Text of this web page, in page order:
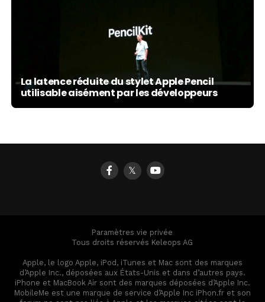
La latence réduite du stylet Apple Pencil
utilisable aisément par les développeurs
𝕏
Paramètres vie privée
Tous droits réservés Keleops AG
Apple, le logo Apple, iPod, iTunes et Mac sont des marques
d’Apple Inc., déposées aux États-Unis et dans d’autres pays.
iPhone et MacBook Air sont des marques déposées d’Apple Inc.
MobileMe est une marque de service d’Apple Inc iPhon.fr et son